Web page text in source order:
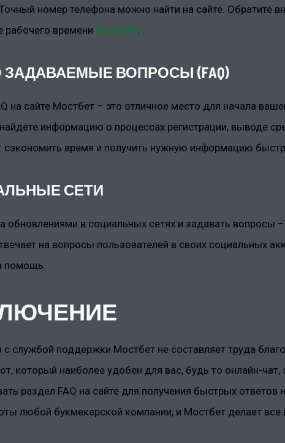
номер телефона можно найти на сайте. Обратите
рабочего времени Мостбет.
ЗАДАВАЕМЫЕ ВОПРОСЫ (FAQ)
на сайте Мостбет – это отличное место для начала
информацию о процессах регистрации, выводе
сэкономить время и получить нужную информацию
СЕТИ
обновлениями в социальных сетях и задавать
на вопросы пользователей в своих социальных
помощь.
с службой поддержки Мостбет не составляет труда
который наиболее удобен для вас, будь то онлайн-
раздел FAQ на сайте для получения быстрых
любой букмекерской компании, и Мостбет делает